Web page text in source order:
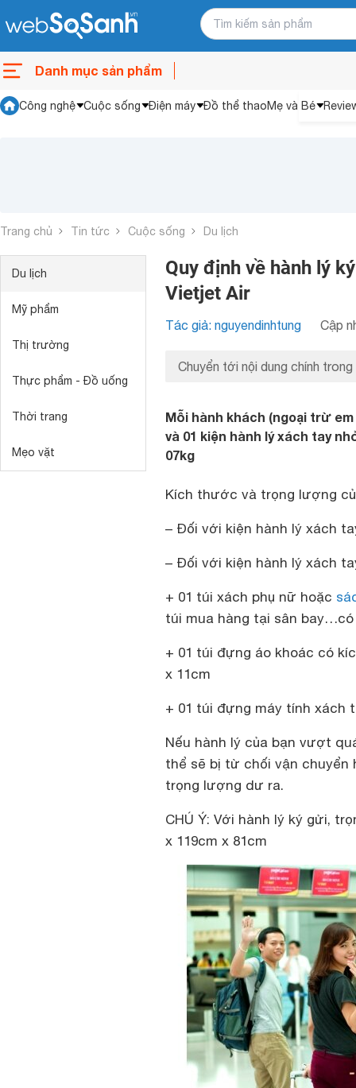
Danh mục sản phẩm
Công nghệ Cuộc sống Điện máy Đồ thể thaoMẹ và Bé
Trang chủ Tin tức Cuộc sống Du lịch
Du lịch
Mỹ phẩm
Thị trường
Thực phẩm - Đồ uống
Thời trang
Mẹo vặt
Quy định về hành lý
Vietjet Air
Tác giả: nguyendinhtung Cập
Chuyển tới nội dung chính trong
Mỗi hành khách (ngoại trừ
và 01 kiện hành lý xách tay
07kg
Kích thước và trọng lượng
– Đối với kiện hành lý xách
– Đối với kiện hành lý xách
+ 01 túi xách phụ nữ hoặc
túi mua hàng tại sân
+ 01 túi đựng áo khoác có
x 11cm
+ 01 túi đựng máy tính xách
Nếu hành lý của bạn vượt
thể sẽ bị từ chối vận
trọng lượng dư ra.
CHÚ Ý: Với hành lý ký gửi,
x 119cm x 81cm